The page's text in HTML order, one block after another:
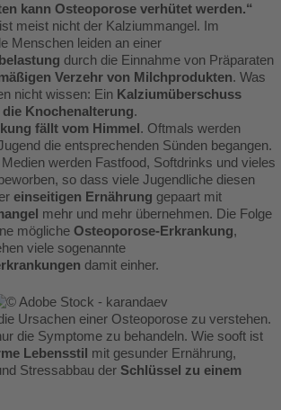
kann Osteoporose verhütet werden.“
meist nicht der Kalziummangel. Im
Menschen leiden an einer
durch die Einnahme von Präparaten
Verzehr von Milchprodukten. Was
nicht wissen: Ein Kalziumüberschuss
Knochenalterung.
fällt vom Himmel . Oftmals werden
die entsprechenden Sünden begangen.
werden Fastfood, Softdrinks und vieles
so dass viele Jugendliche diesen
einseitigen Ernährung gepaart mit
mehr und mehr übernehmen. Die Folge
mögliche Osteoporose-Erkrankung,
viele sogenannte
damit einher.
Ursachen einer Osteoporose zu verstehen.
die Symptome zu behandeln. Wie sooft ist
Lebensstil mit gesunder Ernährung,
Stressabbau der Schlüssel zu einem